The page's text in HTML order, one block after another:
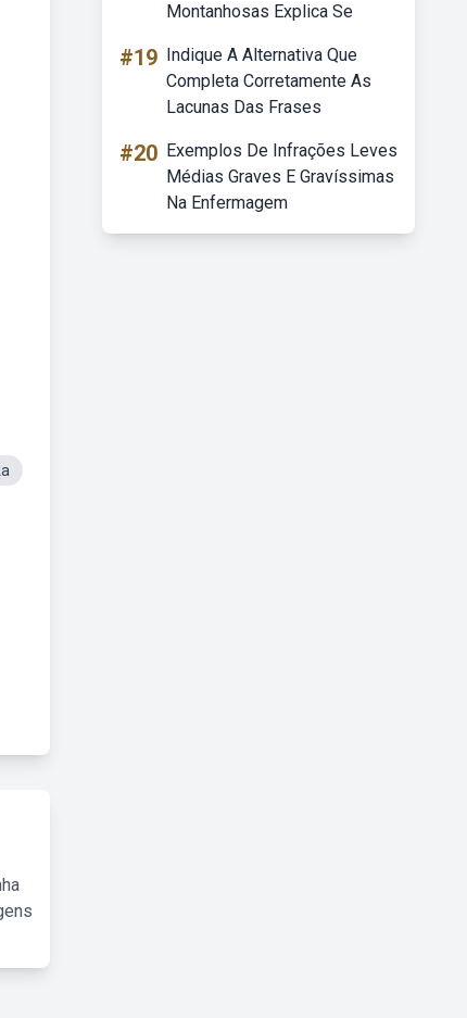
Montanhosas Explica Se
#19 Indique A Alternativa Que
Completa Corretamente As
Lacunas Das Frases
#20 Exemplos De Infrações Leves
Médias Graves E Gravíssimas
Na Enfermagem